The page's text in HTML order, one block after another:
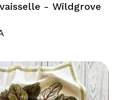
- Wildgrove